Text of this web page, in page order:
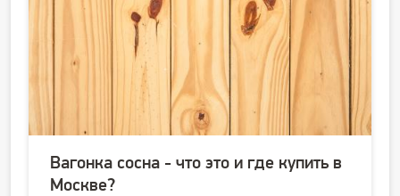
Вагонка сосна - что это и где купить в
Москве?